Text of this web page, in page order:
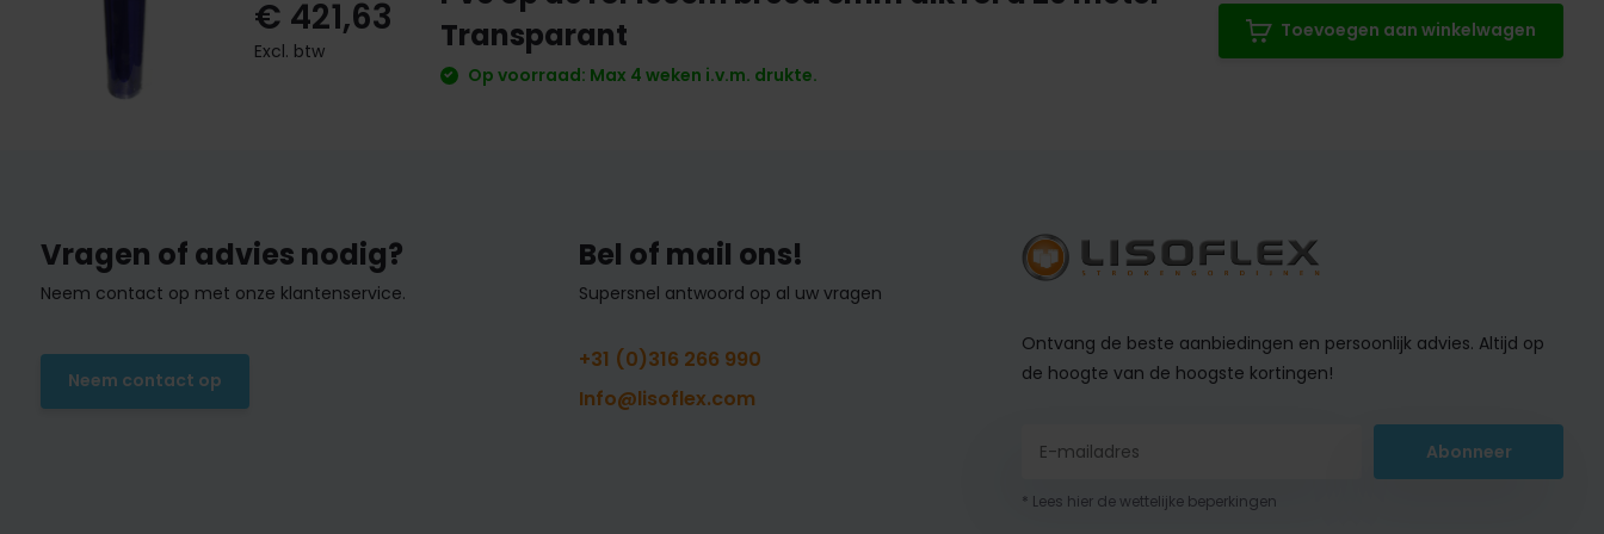
€ 421,63
Excl. btw
Transparant
Op voorraad: Max 4 weken i.v.m. drukte.
Toevoegen aan winkelwagen
Vragen of advies nodig?
Neem contact op met onze klantenservice.
Neem contact op
Bel of mail ons!
Supersnel antwoord op al uw vragen
+31 (0)316 266 990
Info@lisoflex.com
Ontvang de beste aanbiedingen en persoonlijk advies. Altijd op
de hoogte van de hoogste kortingen!
Abonneer
* Lees hier de wettelijke beperkingen